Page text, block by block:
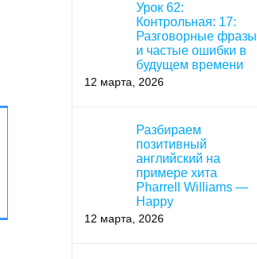
Урок 62:
Контрольная: 17:
Разговорные фразы
и частые ошибки в
будущем времени
12 марта, 2026
Разбираем
позитивный
английский на
примере хита
Pharrell Williams —
Happy
12 марта, 2026